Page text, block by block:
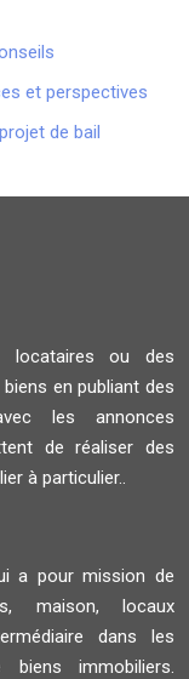
et perspectives
de bail
locataires ou des
en publiant des
les annonces
de réaliser des
à particulier..
a pour mission de
maison, locaux
dans les
immobiliers.